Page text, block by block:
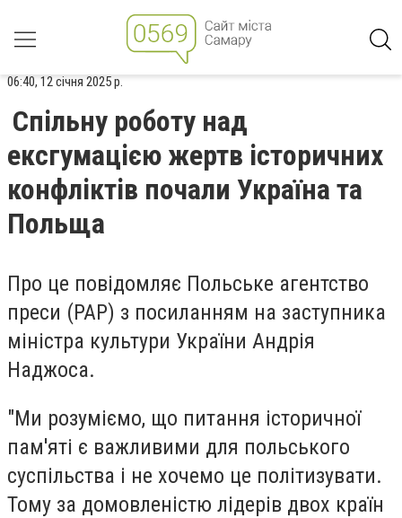
06:40, 12 січня 2025 р.
Спільну роботу над
ексгумацією жертв історичних
конфліктів почали Україна та
Польща
Про це повідомляє Польське агентство
преси (PAP) з посиланням на заступника
міністра культури України Андрія
Наджоса.
"Ми розуміємо, що питання історичної
пам'яті є важливими для польського
суспільства і не хочемо це політизувати.
Тому за домовленістю лідерів двох країн